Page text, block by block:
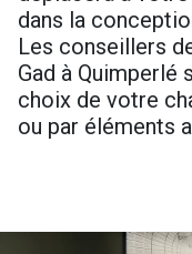
dans la
Les conseillers
Gad à Quimperlé
choix de votre
ou par éléments